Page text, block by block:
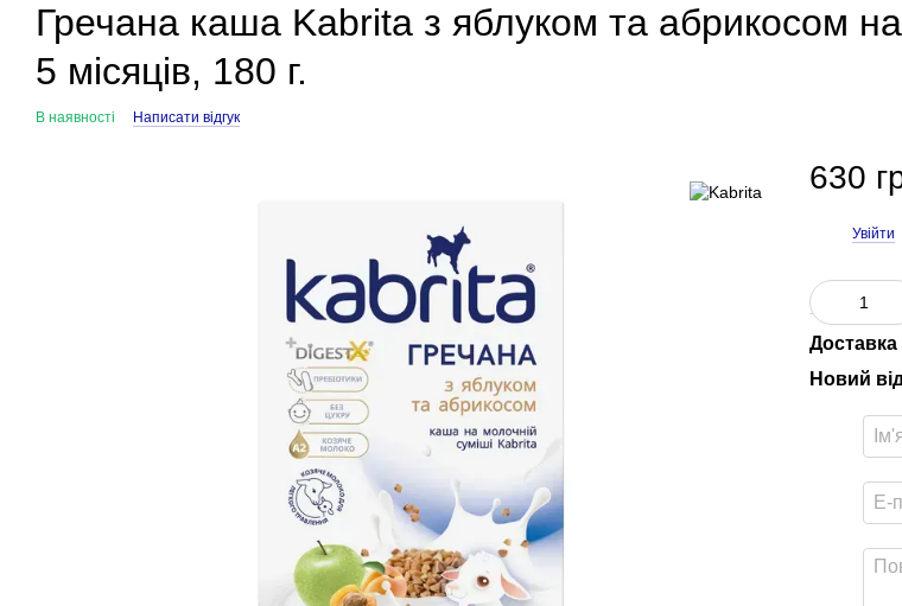
Гречана каша Kabrita з яблуком та абрикосом
5 місяців, 180 г.
В наявності Написати відгук
630
Увійти
Доставка
Новий